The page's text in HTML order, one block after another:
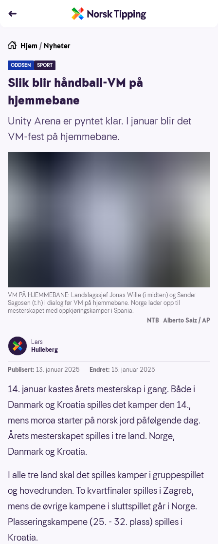
Hjem / Nyheter
ODDSEN SPORT
Slik blir håndball-VM på
hjemmebane
Unity Arena er pyntet klar. I januar blir det
VM-fest på hjemmebane.
VM PÅ HJEMMEBANE: Landslagssjef Jonas Wille (i midten) og Sander
Sagosen (t.h) i dialog før VM på hjemmebane. Norge lader opp til
mesterskapet med oppkjøringskamper i Spania.
NTB Alberto Saiz / AP
Lars
Hulleberg
Publisert: 13. januar 2025 Endret: 15. januar 2025
14. januar kastes årets mesterskap i gang. Både i
Danmark og Kroatia spilles det kamper den 14.,
mens moroa starter på norsk jord påfølgende dag.
Årets mesterskapet spilles i tre land. Norge,
Danmark og Kroatia.
I alle tre land skal det spilles kamper i gruppespillet
og hovedrunden. To kvartfinaler spilles i Zagreb,
mens de øvrige kampene i sluttspillet går i Norge.
Plasseringskampene (25. - 32. plass) spilles i
Kroatia.